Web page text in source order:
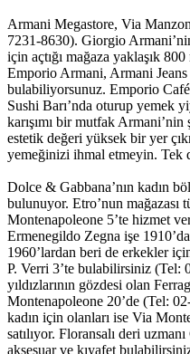
Armani Megastore, Via
7231-8630). Giorgio
için açtığı mağaza yaklaşık
Emporio Armani, Armani
bulabiliyorsunuz. Emporio
Sushi Barı’nda oturup yemek
karışımı bir mutfak Armani’nin
estetik değeri yüksek bir yer
yemeğinizi ihmal etmeyin. Tek
Dolce & Gabbana’nın kadın
bulunuyor. Etro’nun
Montenapoleone 5’te hizmet
Ermenegildo Zegna işe
1960’lardan beri de erkekler
P. Verri 3’te bulabilirsiniz
yıldızlarının gözdesi olan
Montenapoleone 20’de (Tel:
kadın için olanları ise Via
satılıyor. Floransalı deri
aksesuar ve kıyafet